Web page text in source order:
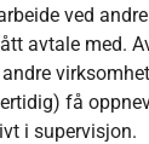
ved
avtale med.
få
i supervisjon.